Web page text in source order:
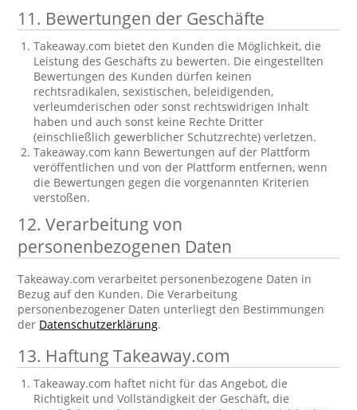
11. Bewertungen der Geschäfte
Takeaway.com bietet den Kunden die Möglichkeit, die
Leistung des Geschäfts zu bewerten. Die eingestellten
Bewertungen des Kunden dürfen keinen
rechtsradikalen, sexistischen, beleidigenden,
verleumderischen oder sonst rechtswidrigen Inhalt
haben und auch sonst keine Rechte Dritter
(einschließlich gewerblicher Schutzrechte) verletzen.
Takeaway.com kann Bewertungen auf der Plattform
veröffentlichen und von der Plattform entfernen, wenn
die Bewertungen gegen die vorgenannten Kriterien
verstoßen.
12. Verarbeitung von
personenbezogenen Daten
Takeaway.com verarbeitet personenbezogene Daten in
Bezug auf den Kunden. Die Verarbeitung
personenbezogener Daten unterliegt den Bestimmungen
der Datenschutzerklärung.
13. Haftung Takeaway.com
Takeaway.com haftet nicht für das Angebot, die
Richtigkeit und Vollständigkeit der Geschäft, die